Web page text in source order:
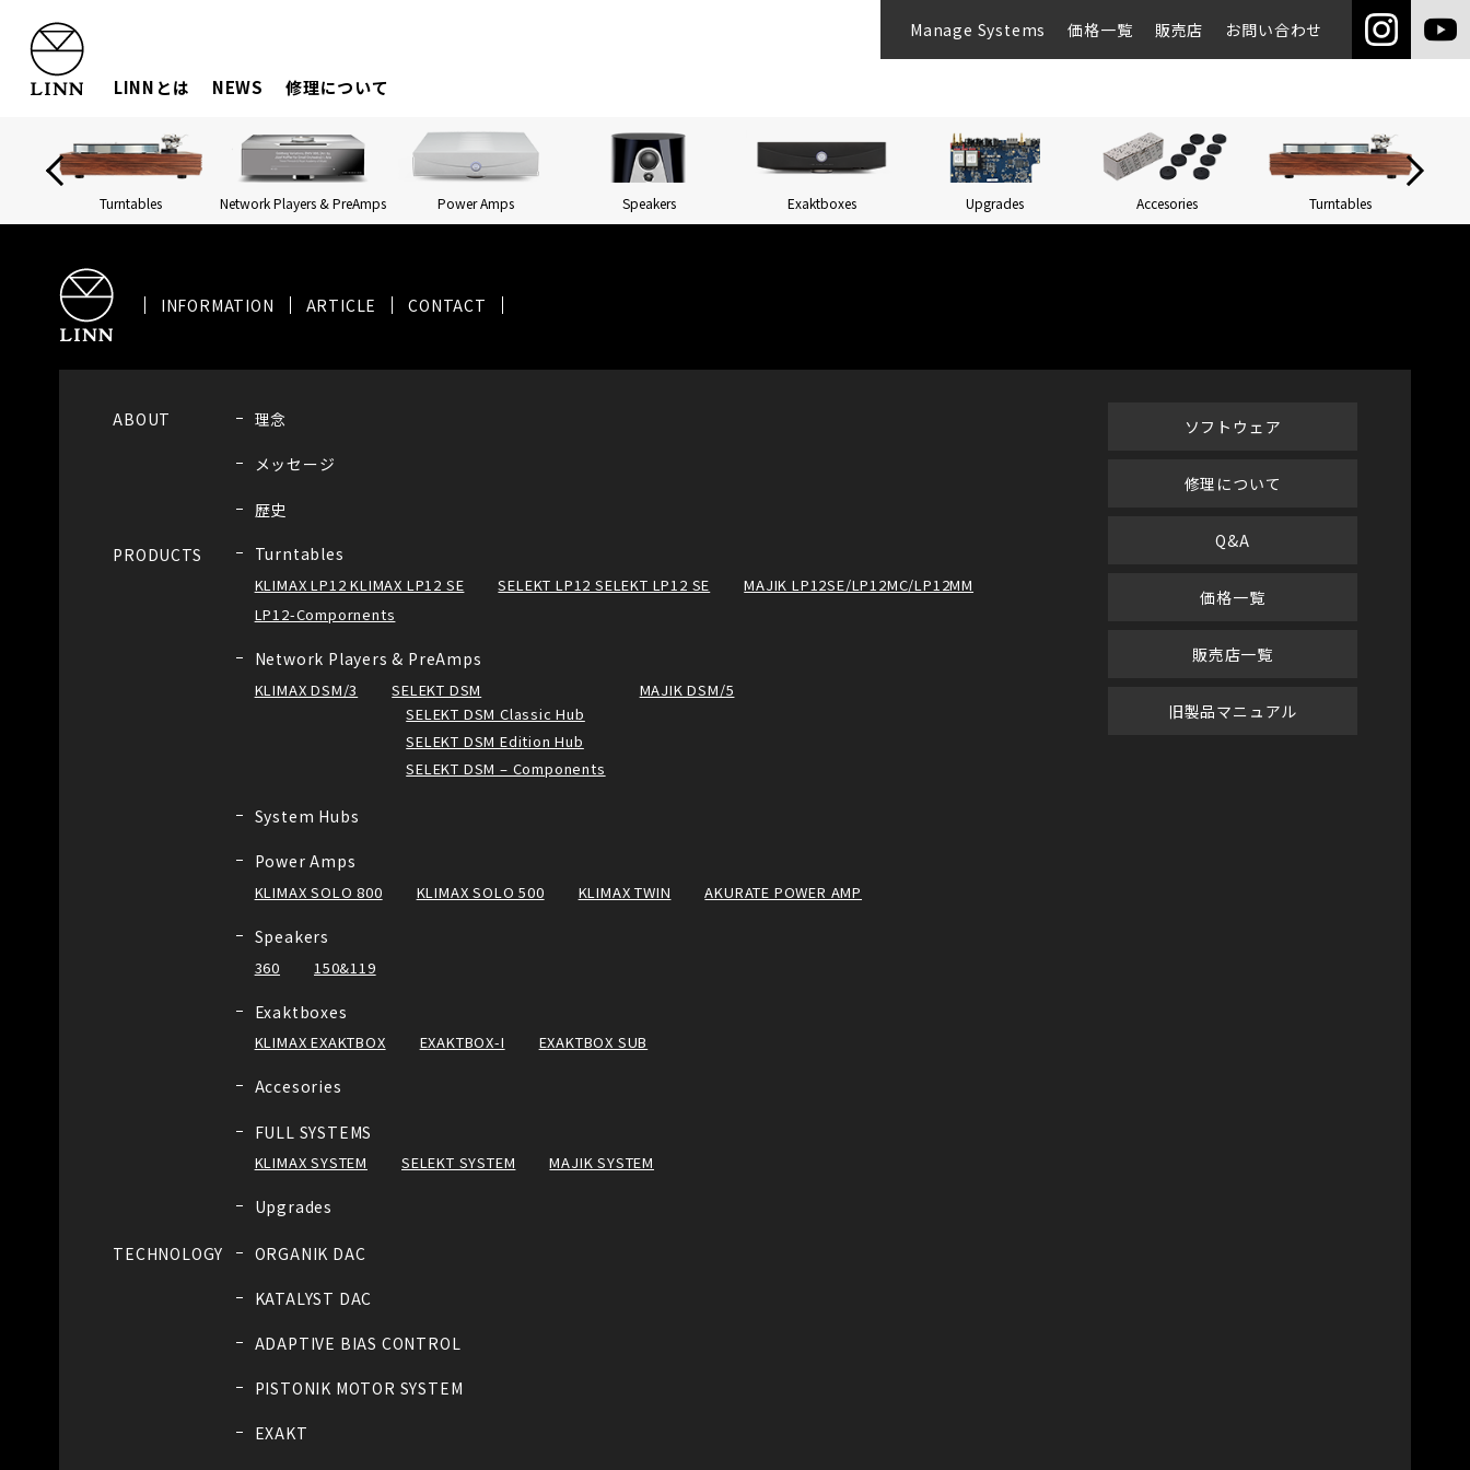
LINNとは NEWS 修理について
Manage Systems 価格一覧 販売店 お問い合わせ
Turntables Network Players & PreAmps Power Amps Speakers Exaktboxes Upgrades Accesories Turntables
INFORMATION ARTICLE CONTACT
ABOUT 理念
メッセージ
歴史
PRODUCTS Turntables
KLIMAX LP12 KLIMAX LP12 SE SELEKT LP12 SELEKT LP12 SE
MAJIK LP12SE/LP12MC/LP12MM
LP12-Compornents
Network Players & PreAmps
KLIMAX DSM/3
SELEKT DSM
SELEKT DSM Classic Hub
SELEKT DSM Edition Hub
SELEKT DSM – Components
MAJIK DSM/5
System Hubs
Power Amps
KLIMAX SOLO 800 KLIMAX SOLO 500 KLIMAX TWIN AKURATE POWER AMP
Speakers
360 150&119
Exaktboxes
KLIMAX EXAKTBOX EXAKTBOX-I EXAKTBOX SUB
Accesories
FULL SYSTEMS
KLIMAX SYSTEM SELEKT SYSTEM MAJIK SYSTEM
Upgrades
TECHNOLOGY ORGANIK DAC
KATALYST DAC
ADAPTIVE BIAS CONTROL
PISTONIK MOTOR SYSTEM
EXAKT
ソフトウェア
修理について
Q&A
価格一覧
販売店一覧
旧製品マニュアル